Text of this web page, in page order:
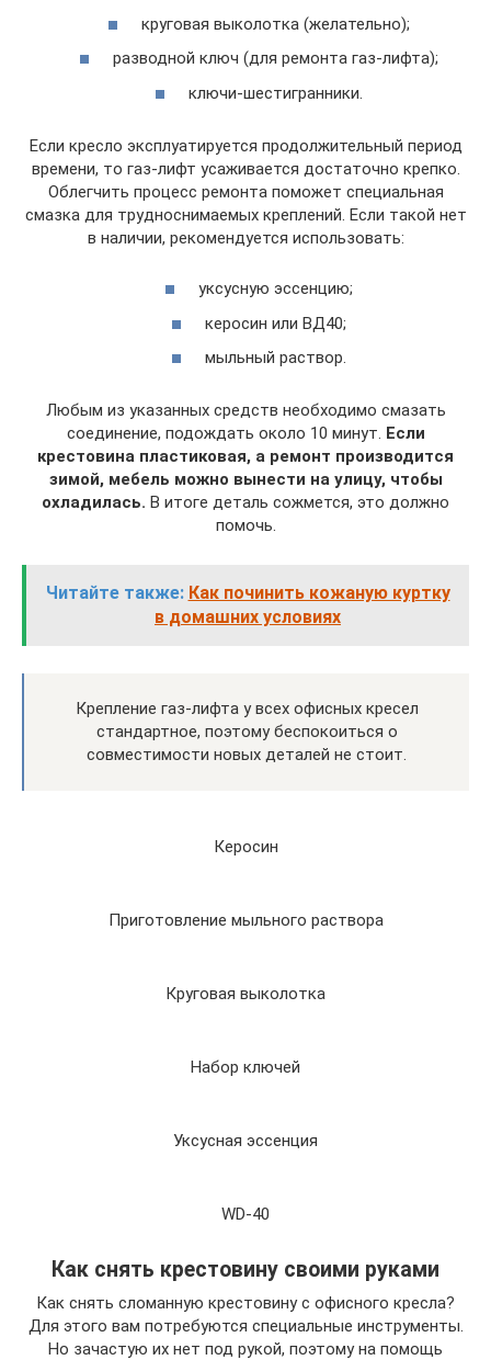
круговая выколотка (желательно);
разводной ключ (для ремонта газ-лифта);
ключи-шестигранники.
Если кресло эксплуатируется продолжительный период
времени, то газ-лифт усаживается достаточно крепко.
Облегчить процесс ремонта поможет специальная
смазка для трудноснимаемых креплений. Если такой нет
в наличии, рекомендуется использовать:
уксусную эссенцию;
керосин или ВД40;
мыльный раствор.
Любым из указанных средств необходимо смазать
соединение, подождать около 10 минут. Если
крестовина пластиковая, а ремонт производится
зимой, мебель можно вынести на улицу, чтобы
охладилась. В итоге деталь сожмется, это должно
помочь.
Читайте также: Как починить кожаную куртку
в домашних условиях
Крепление газ-лифта у всех офисных кресел
стандартное, поэтому беспокоиться о
совместимости новых деталей не стоит.
Керосин
Приготовление мыльного раствора
Круговая выколотка
Набор ключей
Уксусная эссенция
WD-40
Как снять крестовину своими руками
Как снять сломанную крестовину с офисного кресла?
Для этого вам потребуются специальные инструменты.
Но зачастую их нет под рукой, поэтому на помощь